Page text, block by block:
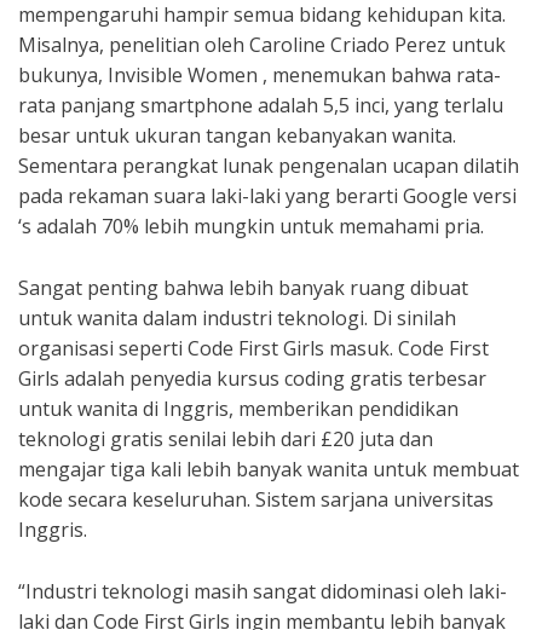
mempengaruhi hampir semua bidang kehidupan kita.
Misalnya, penelitian oleh Caroline Criado Perez untuk
bukunya, Invisible Women , menemukan bahwa rata-
rata panjang smartphone adalah 5,5 inci, yang terlalu
besar untuk ukuran tangan kebanyakan wanita.
Sementara perangkat lunak pengenalan ucapan dilatih
pada rekaman suara laki-laki yang berarti Google versi
‘s adalah 70% lebih mungkin untuk memahami pria.
Sangat penting bahwa lebih banyak ruang dibuat
untuk wanita dalam industri teknologi. Di sinilah
organisasi seperti Code First Girls masuk. Code First
Girls adalah penyedia kursus coding gratis terbesar
untuk wanita di Inggris, memberikan pendidikan
teknologi gratis senilai lebih dari £20 juta dan
mengajar tiga kali lebih banyak wanita untuk membuat
kode secara keseluruhan. Sistem sarjana universitas
Inggris.
“Industri teknologi masih sangat didominasi oleh laki-
laki dan Code First Girls ingin membantu lebih banyak